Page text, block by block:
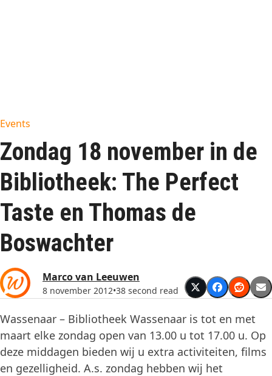
Events
Zondag 18 november in de
Bibliotheek: The Perfect
Taste en Thomas de
Boswachter
Marco van Leeuwen
8 november 2012•38 second read
Wassenaar – Bibliotheek Wassenaar is tot en met
maart elke zondag open van 13.00 u tot 17.00 u. Op
deze middagen bieden wij u extra activiteiten, films
en gezelligheid. A.s. zondag hebben wij het